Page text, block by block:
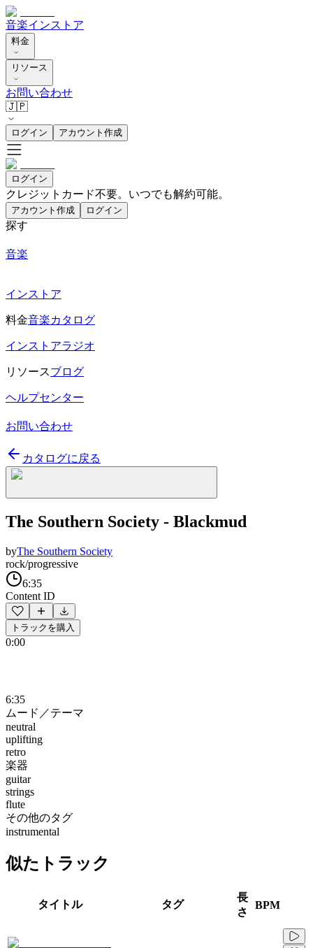
音楽インストア
料金
リソース
お問い合わせ
🇯🇵
ログイン アカウント作成
ログイン
クレジットカード不要。いつでも解約可能。
アカウント作成 ログイン
探す
音楽
インストア
料金音楽カタログ
インストアラジオ
リソースブログ
ヘルプセンター
お問い合わせ
カタログに戻る
The Southern Society - Blackmud
byThe Southern Society
rock/progressive
6:35
Content ID
トラックを購入
0:00
6:35
ムード／テーマ
neutral
uplifting
retro
楽器
guitar
strings
flute
その他のタグ
instrumental
似たトラック
タイトル タグ
長
さ
BPM